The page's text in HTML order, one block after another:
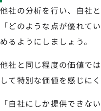
他社の分析を行い、自社
「どのような点が優れて
めるようにしましょう。
他社と同じ程度の価値で
して特別な価値を感じにく
「自社にしか提供できな